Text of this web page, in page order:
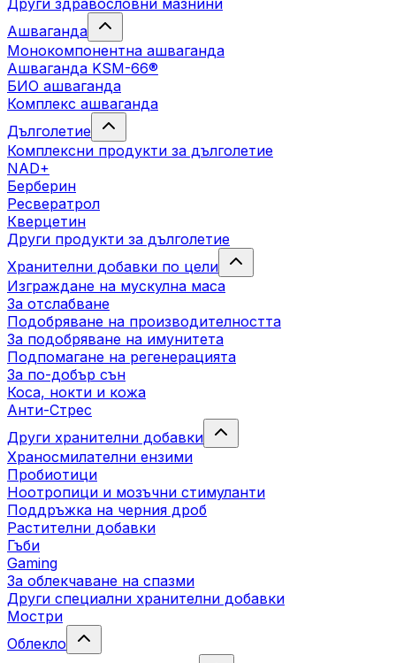
Други здравословни мазнини
Ашваганда
Монокомпонентна ашваганда
Ашваганда KSM-66®
БИО ашваганда
Комплекс ашваганда
Дълголетие
Комплексни продукти за дълголетие
NAD+
Берберин
Ресвератрол
Кверцетин
Други продукти за дълголетие
Хранителни добавки по цели
Изграждане на мускулна маса
За отслабване
Подобряване на производителността
За подобряване на имунитета
Подпомагане на регенерацията
За по-добър сън
Коса, нокти и кожа
Анти-Стрес
Други хранителни добавки
Храносмилателни ензими
Пробиотици
Ноотропици и мозъчни стимуланти
Поддръжка на черния дроб
Растителни добавки
Гъби
Gaming
За облекчаване на спазми
Други специални хранителни добавки
Мостри
Облекло